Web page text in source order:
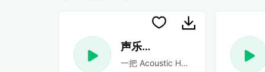
声乐民谣
一把 Acoustic Happy 民谣吉他，带有